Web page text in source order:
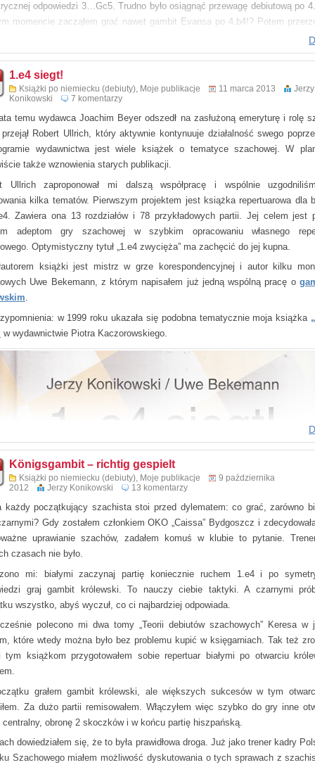
– richtig gespielt
Konikowski i Uwe Bekemann
Beyer Verlag 2015
978-3-95920-014-1
2023
3-95920-176-6
i Uwe Bekemann
Beyer Verlag 2014
3-940417-50-3
odpowiedzi 3…Gc5. Trudno było osiągnąć przewagę debiutową po
momencie zacząłem grać nawet gambit Evansa po 4.b4!? Potem
włoska jest bardzo solidnym otwarciem. Obecnie gra ją nawet
mistrza świata Magnus Carlsen. Sam też grywałem ją czarnym kolorem:
trenerskiej miałem kilkanaście zajęć na ten temat. Dlatego napisanie
mnie trudnym problemem.
zaprosiłem silnego mistrza w grze korespondencyjnej Uwe
wydałem już dwie prace:link 1ilink 2.
1.e4 siegt!
Książki po niemiecku (debiuty), Moje publikacje 11 marca 2013
Jerzy
Konikowski
7 komentarzy
temu wydawca Joachim Beyer odszedł na zasłużoną emeryturę i rolę
Robert Ullrich, który aktywnie kontynuuje działalność swego
wydawnictwa jest wiele książek o tematyce szachowej. W
także wznowienia starych publikacji.
Ullrich zaproponował mi dalszą współpracę i wspólnie
kilka tematów. Pierwszym projektem jest książka repertuarowa dla
Zawiera ona 13 rozdziałów i 78 przykładowych partii. Jej celem jest
adeptom gry szachowej w szybkim opracowaniu własnego
Optymistyczny tytuł „1.e4 zwycięża” ma zachęcić do jej kupna.
książki jest mistrz w grze korespondencyjnej i autor kilku
Uwe Bekemann, z którym napisałem już jedną wspólną pracę o
.
w 1999 roku ukazała się podobna tematycznie moja książka
w wydawnictwie Piotra Kaczorowskiego.
Königsgambit – richtig gespielt
Książki po niemiecku (debiuty), Moje publikacje
9 października
2012
Jerzy Konikowski 13 komentarzy
każdy początkujący szachista stoi przed dylematem: co grać, zarówno
Gdy zostałem członkiem OKO „Caissa” Bydgoszcz i
uprawianie szachów, zadałem komuś w klubie to pytanie.
czasach nie było.
mi: białymi zaczynaj partię koniecznie ruchem 1.e4 i po
graj gambit królewski. To nauczy ciebie taktyki . A czarnymi
wszystko, abyś wyczuł, co ci najbardziej odpowiada.
polecono mi dwa tomy „Teorii debiutów szachowych” Keresa w
które wtedy można było bez problemu kupić w księgarniach. Tak też
tym książkom przygotowałem sobie repertuar białymi po otwarciu
grałem gambit królewski, ale większych sukcesów w tym
Za dużo partii remisowałem. Włączyłem więc szybko do gry inne
centralny, obronę 2 skoczków i w końcu partię hiszpańską.
dowiedziałem się, że to była prawidłowa droga. Już jako trener kadry
Szachowego miałem możliwość dyskutowania o tych sprawach z